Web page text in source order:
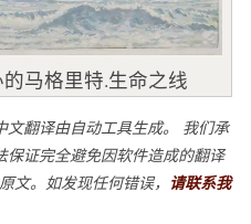
马格里特.生命之线
文翻译由自动工具生成。 我们承
保证完全避免因软件造成的翻译
文。如发现任何错误， 请联系我